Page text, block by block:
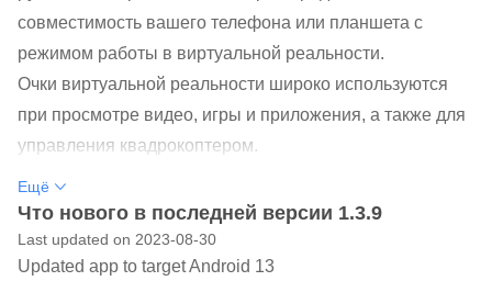
совместимость вашего телефона или планшета с
режимом работы в виртуальной реальности.
Очки виртуальной реальности широко используются
при просмотре видео, игры и приложения, а также для
управления квадрокоптером.
виртуальной реальности.
Это зависит от множества различных характеристик,
таких как наличие необходимых сенсоров и диагональ
Ещё
Что нового в последней версии 1.3.9
Last updated on 2023-08-30
Updated app to target Android 13